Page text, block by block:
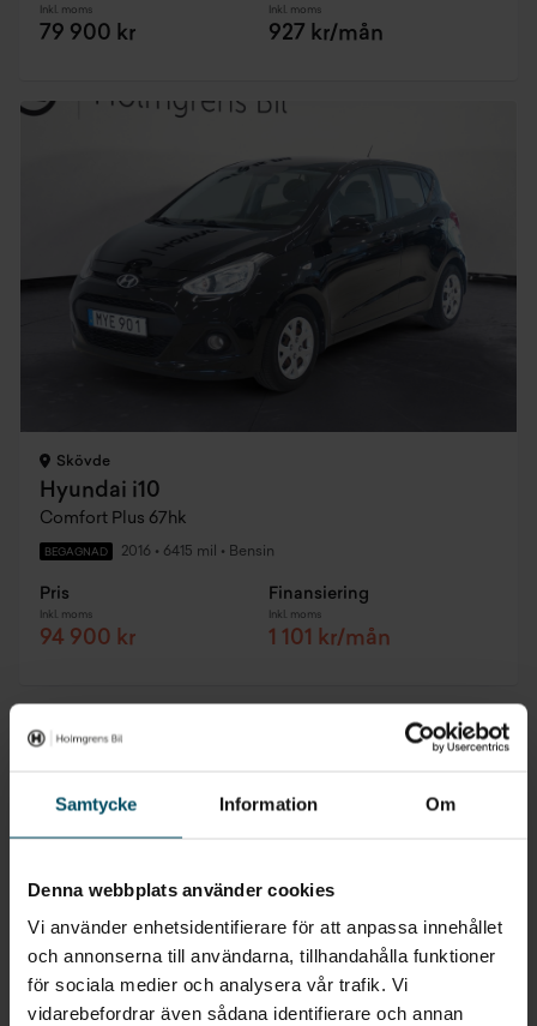
Samtycke Information Om
Denna webbplats använder cookies
Vi använder enhetsidentifierare för att anpassa innehållet
och annonserna till användarna, tillhandahålla funktioner
för sociala medier och analysera vår trafik. Vi
vidarebefordrar även sådana identifierare och annan
Inkl. moms
79 900 kr
Inkl. moms
927 kr/mån
Skövde
Hyundai i10
Comfort Plus 67hk
BEGAGNAD 2016 • 6415 mil • Bensin
Pris
Inkl. moms
94 900 kr
Finansiering
Inkl. moms
1 101 kr/mån
Biloutlet